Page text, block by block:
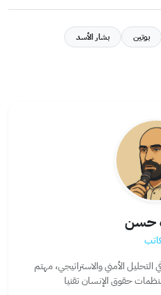
بوتين
بشار الأسد
حسن
الأمني والاستراتيجي، مهتم
حقوق الإنسان تقنيا